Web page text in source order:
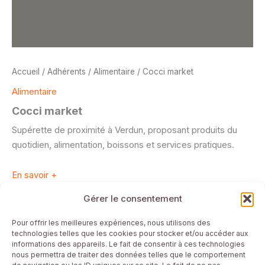
Gérer le consentement
Pour offrir les meilleures expériences, nous utilisons des
technologies telles que les cookies pour stocker et/ou accéder aux
informations des appareils. Le fait de consentir à ces technologies
nous permettra de traiter des données telles que le comportement
Accueil / Adhérents / Alimentaire / Cocci market
Alimentaire
Cocci market
Supérette de proximité à Verdun, proposant produits du
quotidien, alimentation, boissons et services pratiques.
En savoir +
Mentions Légales
Plan du site
Conditions générales